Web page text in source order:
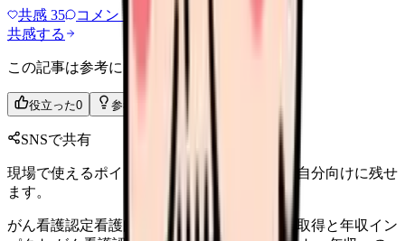
共感 35 コメント
共感する
この記事は参考になりましたか？
役立った0 参考になった 0
SNSで共有
現場で使えるポイントを、同僚やあとで読む自分向けに残せ
ます。
がん看護認定看護師の仕事とキャリア｜資格取得と年収イン